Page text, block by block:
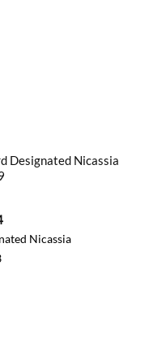
Designated Nicassia
Nicassia